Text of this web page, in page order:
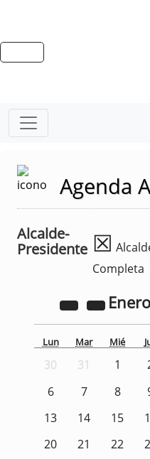
Agenda
Alcalde-
Presidente ☒
Completa
Enero
Lun Mar Mié
30 31 1
6
7 8
13
14 15
20
21 22